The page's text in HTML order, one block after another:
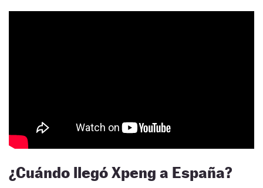
¿Cuándo llegó Xpeng a España?